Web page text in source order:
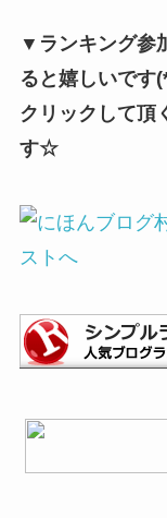
▼ランキング参
ると嬉しいです
クリックして頂
す☆